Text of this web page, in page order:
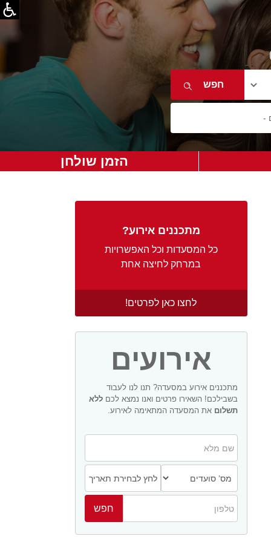
הזמן שולחן
מתכננים אירוע?
כל המסעדות וכל האפשרויות
במרחק לחיצה אחת
לחצו כאן לפרטים!
אירועים
מתכננים אירוע במסעדה? תנו לנו לעבוד
בשבילכם! השאירו פרטים ואנו נמצא לכם ללא
תשלום את המסעדה המתאימה לאירוע.